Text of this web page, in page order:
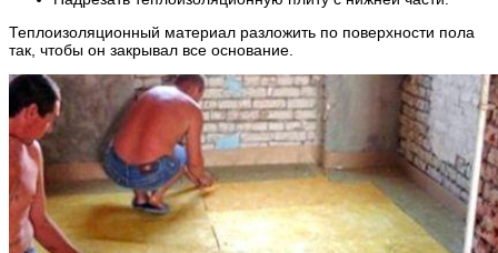
Теплоизоляционный материал разложить по поверхности пола
так, чтобы он закрывал все основание.